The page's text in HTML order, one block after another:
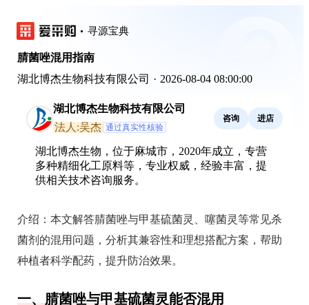
寻源宝典
腈菌唑混用指南
湖北博杰生物科技有限公司 · 2026-08-04 08:00:00
湖北博杰生物科技有限公司
法人:吴杰 通过真实性核验
咨询 进店
湖北博杰生物，位于麻城市，2020年成立，专营
多种精细化工原料等，专业权威，经验丰富，提
供相关技术咨询服务。
介绍： 本文解答腈菌唑与甲基硫菌灵、噻菌灵等常见杀
菌剂的混用问题，分析其兼容性和理想搭配方案，帮助
种植者科学配药，提升防治效果。
一、腈菌唑与甲基硫菌灵能否混用